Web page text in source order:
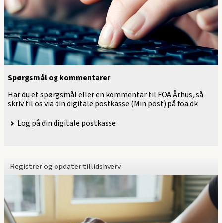
Spørgsmål og kommentarer
Har du et spørgsmål eller en kommentar til FOA Århus, så
skriv til os via din digitale postkasse (Min post) på foa.dk
Log på din digitale postkasse
Registrer og opdater tillidshverv